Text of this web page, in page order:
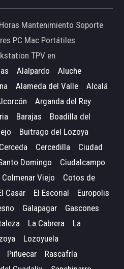
Mantenimiento Soporte
PC Mac Portátiles
TPV en
Alalpardo
Aluche
Alameda del Valle
Alcalá
Arganda del Rey
Barajas
Boadilla del
Buitrago del Lozoya
Cerceda Cercedilla
Ciudad
Domingo
Ciudalcampo
Colmenar Viejo
Cotos de
Casar El Escorial
Europolis
Galapagar
Gascones
La Cabrera
La
Lozoyuela
Piñuecar
Rascafría